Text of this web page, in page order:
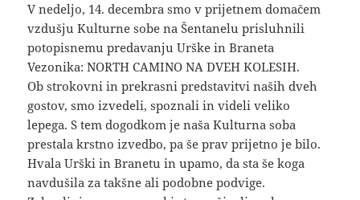
V nedeljo, 14. decembra smo v prijetnem domačem
vzdušju Kulturne sobe na Šentanelu prisluhnili
potopisnemu predavanju Urške in Braneta
Vezonika: NORTH CAMINO NA DVEH KOLESIH.
Ob strokovni in prekrasni predstavitvi naših dveh
gostov, smo izvedeli, spoznali in videli veliko
lepega. S tem dogodkom je naša Kulturna soba
prestala krstno izvedbo, pa še prav prijetno je bilo.
Hvala Urški in Branetu in upamo, da sta še koga
navdušila za takšne ali podobne podvige.